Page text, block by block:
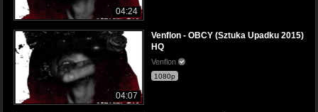
04:24
04:07
Venflon - OBCY (Sztuka Upadku 2015)
HQ
Venflon
1080p